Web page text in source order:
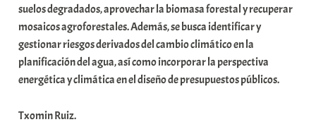
suelos degradados, aprovechar la biomasa forestal y recuperar
mosaicos agroforestales. Además, se busca identificar y
gestionar riesgos derivados del cambio climático en la
planificación del agua, así como incorporar la perspectiva
energética y climática en el diseño de presupuestos públicos.
Txomin Ruiz.